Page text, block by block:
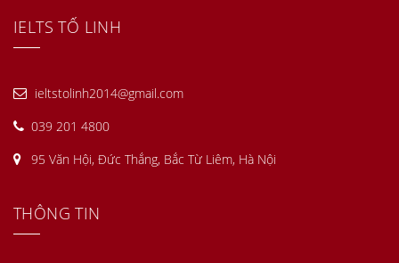
IELTS TỐ LINH
ieltstolinh2014@gmail.com
039 201 4800
95 Văn Hội, Đức Thắng, Bắc Từ Liêm, Hà Nội
THÔNG TIN